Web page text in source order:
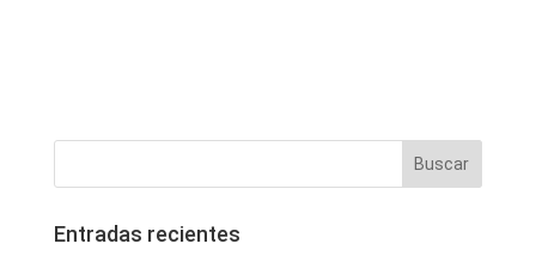
Entradas recientes